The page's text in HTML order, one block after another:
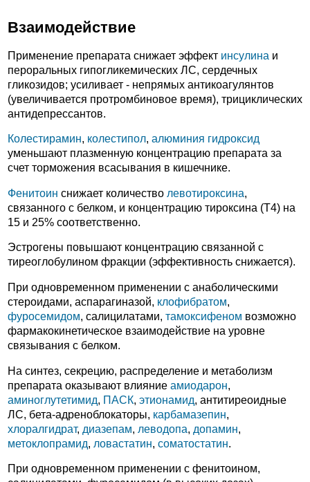
Взаимодействие
Применение препарата снижает эффект инсулина и
пероральных гипогликемических ЛС, сердечных
гликозидов; усиливает - непрямых антикоагулянтов
(увеличивается протромбиновое время), трициклических
антидепрессантов.
Колестирамин, колестипол, алюминия гидроксид
уменьшают плазменную концентрацию препарата за
счет торможения всасывания в кишечнике.
Фенитоин снижает количество левотироксина,
связанного с белком, и концентрацию тироксина (Т4) на
15 и 25% соответственно.
Эстрогены повышают концентрацию связанной с
тиреоглобулином фракции (эффективность снижается).
При одновременном применении с анаболическими
стероидами, аспарагиназой, клофибратом,
фуросемидом, салицилатами, тамоксифеном возможно
фармакокинетическое взаимодействие на уровне
связывания с белком.
На синтез, секрецию, распределение и метаболизм
препарата оказывают влияние амиодарон,
аминоглутетимид, ПАСК, этионамид, антитиреоидные
ЛС, бета-адреноблокаторы, карбамазепин,
хлоралгидрат, диазепам, леводопа, допамин,
метоклопрамид, ловастатин, соматостатин.
При одновременном применении с фенитоином,